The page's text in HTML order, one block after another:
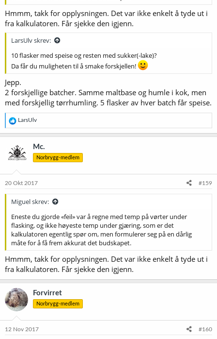
Hmmm, takk for opplysningen. Det var ikke enkelt å tyde ut i
fra kalkulatoren. Får sjekke den igjenn.
LarsUlv skrev:
10 flasker med speise og resten med sukker(-lake)?
Da får du muligheten til å smake forskjellen!
Jepp.
2 forskjellige batcher. Samme maltbase og humle i kok, men
med forskjellig tørrhumling. 5 flasker av hver batch får speise.
R
e
a
s
j
e
LarsUlv
Mc.
Norbrygg-medlem
20 Okt 2017 #159
Miguel skrev:
Eneste du gjorde «feil» var å regne med temp på vørter under
flasking, og ikke høyeste temp under gjæring, som er det
kalkulatoren egentlig spør om, men formulerer seg på en dårlig
måte for å få frem akkurat det budskapet.
Hmmm, takk for opplysningen. Det var ikke enkelt å tyde ut i
fra kalkulatoren. Får sjekke den igjenn.
Forvirret
Norbrygg-medlem
12 Nov 2017 #160